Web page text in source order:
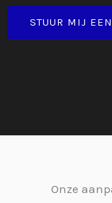
STUUR MIJ
Onze